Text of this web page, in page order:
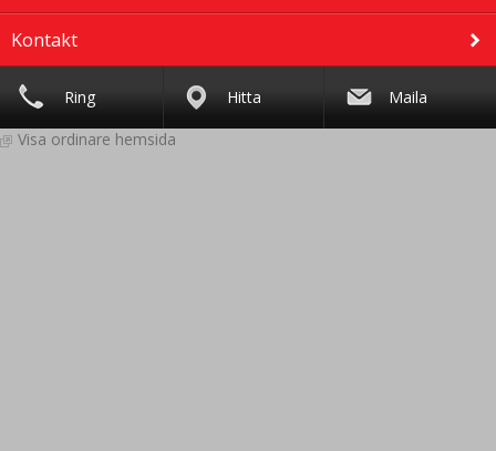
Kontakt
Ring Hitta
Maila
Visa ordinare hemsida